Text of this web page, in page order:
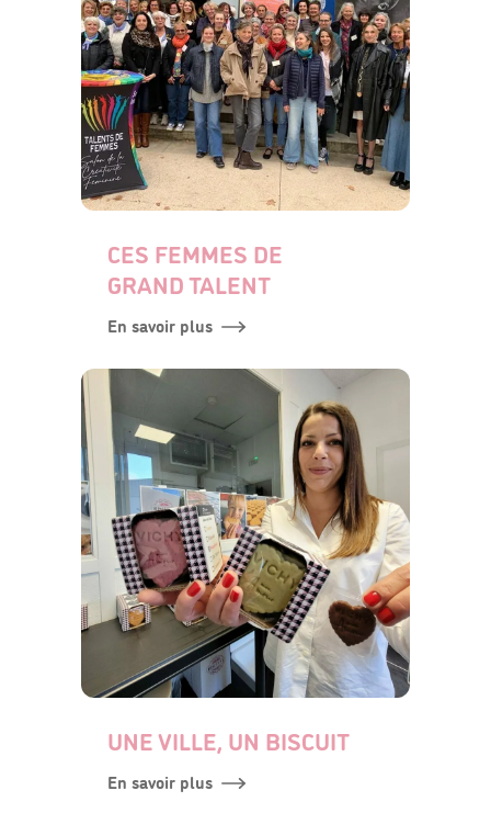
CES FEMMES DE
GRAND TALENT
En savoir plus
UNE VILLE, UN BISCUIT
En savoir plus